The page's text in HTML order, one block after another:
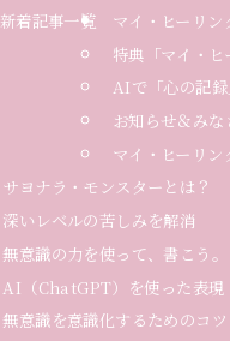
新着記事一覧
マイ・ヒーリン
特典「マイ・ヒ
AIで「心の記
お知らせ＆み
マイ・ヒーリ
サヨナラ・モンスターとは？
深いレベルの苦しみを解消
無意識の力を使って、書こう。
AI（ChatGPT）を使った表現
無意識を意識化するためのコツ